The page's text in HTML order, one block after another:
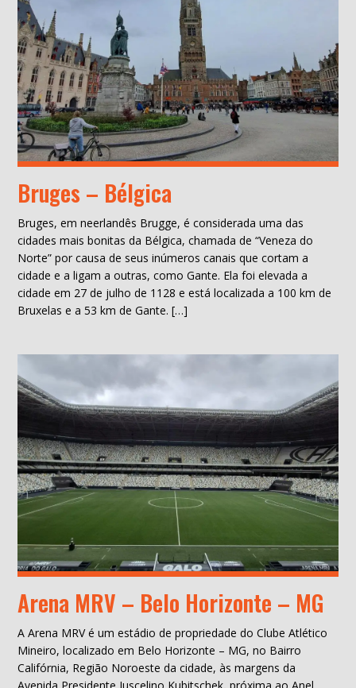
Bruges – Bélgica
Bruges, em neerlandês Brugge, é considerada uma das
cidades mais bonitas da Bélgica, chamada de “Veneza do
Norte” por causa de seus inúmeros canais que cortam a
cidade e a ligam a outras, como Gante. Ela foi elevada a
cidade em 27 de julho de 1128 e está localizada a 100 km de
Bruxelas e a 53 km de Gante. […]
Arena MRV – Belo Horizonte – MG
A Arena MRV é um estádio de propriedade do Clube Atlético
Mineiro, localizado em Belo Horizonte – MG, no Bairro
Califórnia, Região Noroeste da cidade, às margens da